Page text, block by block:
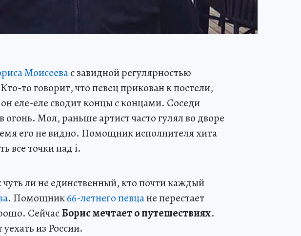
Моисеевас завидной регулярностью
то говорит, что певец прикован к постели,
еле-еле сводит концы с концами. Соседи
Мол, раньше артист часто гулял во дворе
его не видно. Помощник исполнителя хита
все точки над i.
ли не единственный, кто почти каждый
. Помощник66-летнего певцане перестает
СейчасБорис мечтает о путешествиях.
из России.